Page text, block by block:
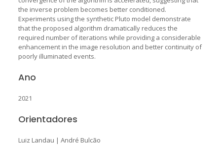
the inverse problem becomes better conditioned.
Experiments using the synthetic Pluto model demonstrate
that the proposed algorithm dramatically reduces the
required number of iterations while providing a considerable
enhancement in the image resolution and better continuity of
poorly illuminated events.
Ano
2021
Orientadores
Luiz Landau | André Bulcão